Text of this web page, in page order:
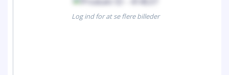
Log ind for at se flere billeder